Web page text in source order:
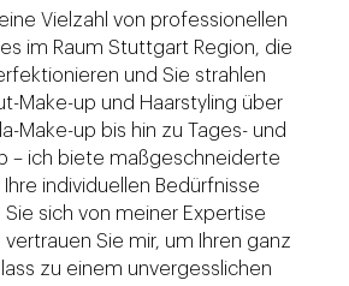
Vielzahl von professionellen
im Raum Stuttgart Region, die
und Sie strahlen
Make-up und Haarstyling über
Make-up bis hin zu Tages- und
– ich biete maßgeschneiderte
Ihre individuellen Bedürfnisse
Sie sich von meiner Expertise
Sie mir, um Ihren ganz
zu einem unvergesslichen